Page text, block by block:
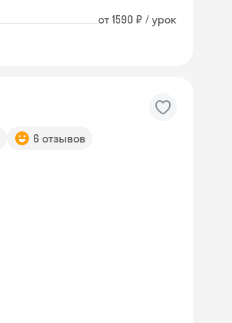
от 1590 ₽ / урок
6 отзывов